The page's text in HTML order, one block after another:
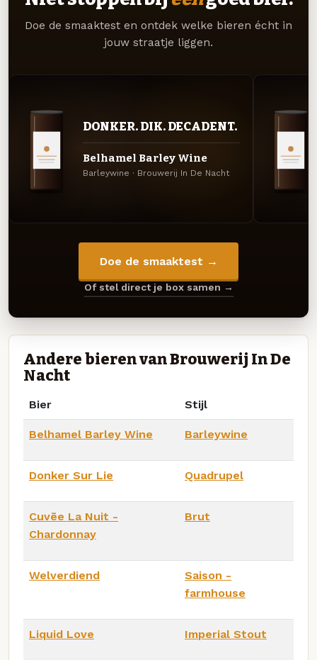
Doe de smaaktest en ontdek welke bieren écht in
jouw straatje liggen.
DONKER. DIK. DECADENT.
Belhamel Barley Wine
Barleywine · Brouwerij In De Nacht
Doe de smaaktest →
Of stel direct je box samen →
Andere bieren van Brouwerij In De
Nacht
Bier Stijl
Belhamel Barley Wine Barleywine
Donker Sur Lie Quadrupel
Cuvēe La Nuit -
Chardonnay
Brut
Welverdiend
Saison -
farmhouse
Liquid Love Imperial Stout